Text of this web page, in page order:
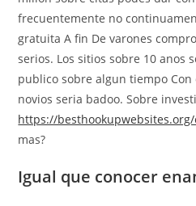
frecuentemente no
gratuita A fin De varones
serios. Los sitios sobre 10 anos
publico sobre algun tiempo
novios seria badoo. Sobre
https://
mas?
Igual que conocer